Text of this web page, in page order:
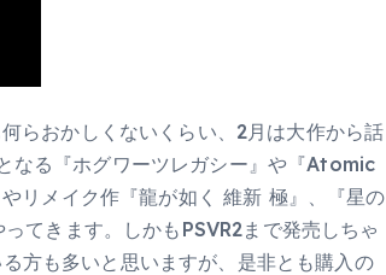
らおかしくないくらい、2月は大作から話
なる『ホグワーツレガシー』や『Atomic
リメイク作『龍が如く 維新 極』、『星の
てきます。しかもPSVR2まで発売しちゃ
方も多いと思いますが、是非とも購入の